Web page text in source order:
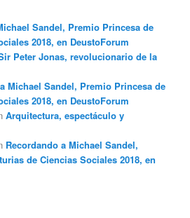
Sandel, Premio Princesa de
2018, en DeustoForum
Peter Jonas, revolucionario de la
Michael Sandel, Premio Princesa de
2018, en DeustoForum
Arquitectura, espectáculo y
Recordando a Michael Sandel,
de Ciencias Sociales 2018, en